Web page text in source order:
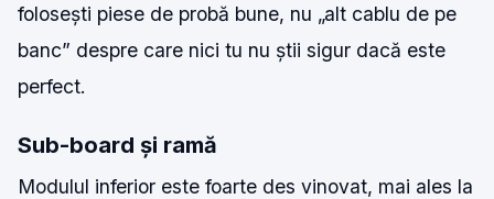
folosești piese de probă bune, nu „alt cablu de pe
banc” despre care nici tu nu știi sigur dacă este
perfect.
Sub-board și ramă
Modulul inferior este foarte des vinovat, mai ales la